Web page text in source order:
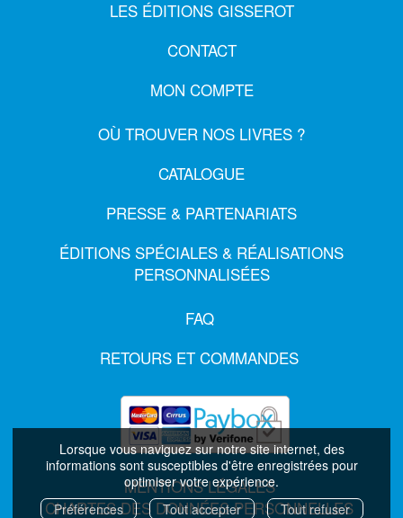
Lorsque vous naviguez sur notre site internet, des
informations sont susceptibles d'être enregistrées pour
optimiser votre expérience.
Préférences
Tout accepter Tout refuser
LES ÉDITIONS GISSEROT
CONTACT
MON COMPTE
OÙ TROUVER NOS LIVRES ?
CATALOGUE
PRESSE & PARTENARIATS
ÉDITIONS SPÉCIALES & RÉALISATIONS
PERSONNALISÉES
FAQ
RETOURS ET COMMANDES
MENTIONS LÉGALES
CHARTES DES DONNÉES PERSONNELLES